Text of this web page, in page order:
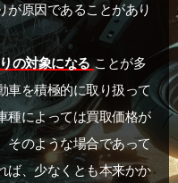
が原因であることがあり
の対象になる ことが多
車を積極的に取り扱って
種によっては買取価格が
そのような場合であって
ば、少なくとも本来かか